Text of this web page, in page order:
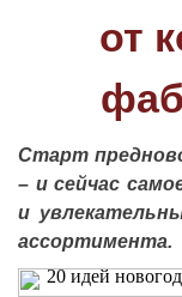
от
Старт
– и сейчас
и
ассортимента.